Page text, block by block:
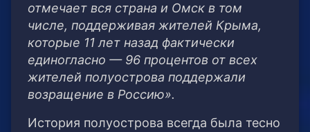
отмечает вся страна и Омск в том
числе, поддерживая жителей Крыма,
которые 11 лет назад фактически
единогласно — 96 процентов от всех
жителей полуострова поддержали
возращение в Россию».
История полуострова всегда была тесно